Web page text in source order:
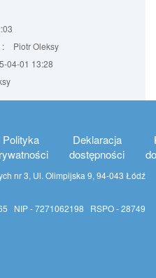
:
Piotr Oleksy
04-01 13:28
Polityka
Deklaracja
dostępności
nr 3, Ul. Olimpijska 9, 94-043 Łódź
NIP - 7271062198 RSPO - 28749